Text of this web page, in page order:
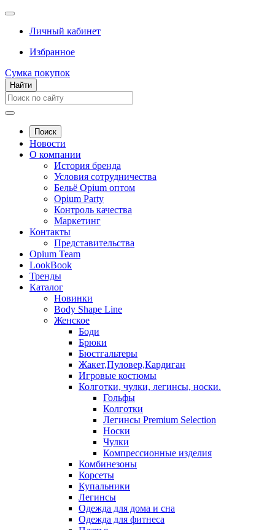
Личный кабинет
Избранное
Сумка покупок
Найти
Поиск
Новости
О компании
История бренда
Условия сотрудничества
Бельё Opium оптом
Opium Party
Контроль качества
Маркетинг
Контакты
Представительства
Opium Team
LookBook
Тренды
Каталог
Новинки
Body Shape Line
Женское
Боди
Брюки
Бюстгальтеры
Жакет,Пуловер,Кардиган
Игровые костюмы
Колготки, чулки, легинсы, носки.
Гольфы
Колготки
Легинсы Premium Selection
Носки
Чулки
Компрессионные изделия
Комбинезоны
Корсеты
Купальники
Легинсы
Одежда для дома и сна
Одежда для фитнеса